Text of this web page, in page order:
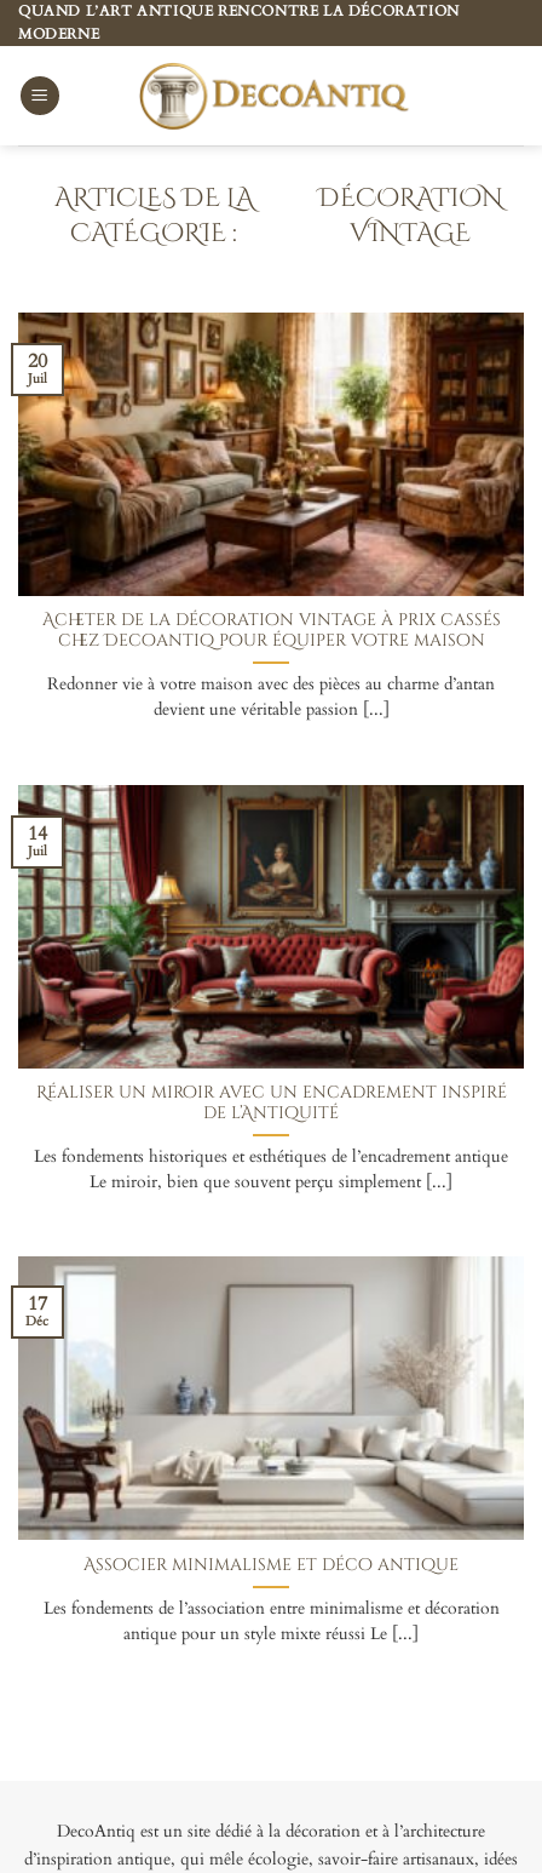
Passer
au
contenu
QUAND L’ART ANTIQUE RENCONTRE LA DÉCORATION
MODERNE
DÉCORATION
VINTAGE
Acheter de la décoration vintage à prix cassés
chez Decoantiq pour équiper votre maison
Redonner vie à votre maison avec des pièces au charme d’antan
devient une véritable passion [...]
20
Juil
Réaliser un miroir avec un encadrement inspiré
de l’Antiquité
Les fondements historiques et esthétiques de l’encadrement antique
Le miroir, bien que souvent perçu simplement [...]
14
Juil
Associer minimalisme et déco antique
Les fondements de l’association entre minimalisme et décoration
antique pour un style mixte réussi Le [...]
17
Déc
DecoAntiq est un site dédié à la décoration et à l’architecture
d’inspiration antique, qui mêle écologie, savoir-faire artisanaux, idées